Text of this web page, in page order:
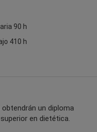
90 h
410 h
un diploma
en dietética.